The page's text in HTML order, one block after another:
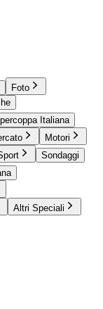
Foto
Italiana
Motori
Sondaggi
Altri Speciali